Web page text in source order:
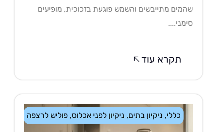
מתייבשים והשמש פוגעת בזכוכית, מופיעים
תקרא עוד
ניקיון בתים,ניקיון לפני אכלוס,פוליש לרצפה